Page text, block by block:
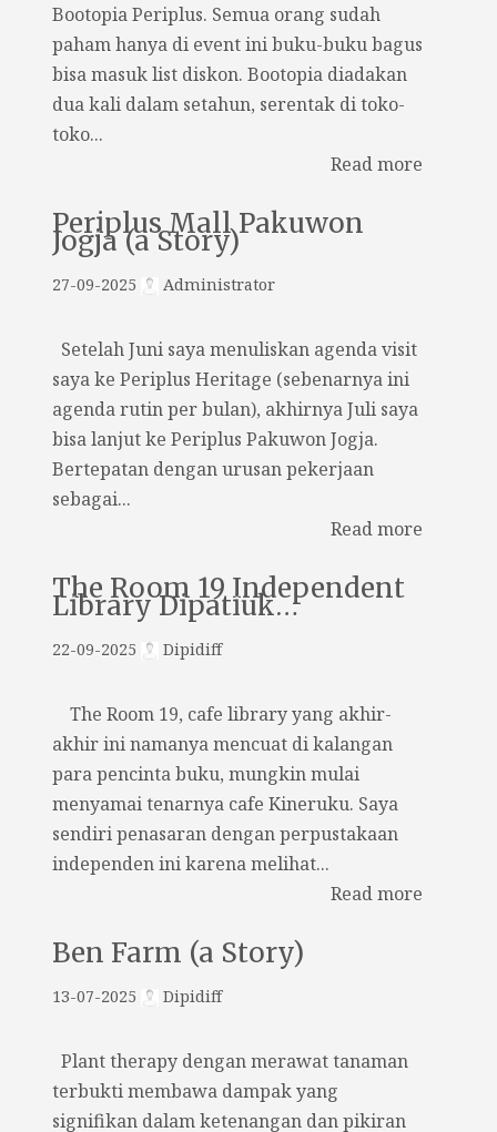
Bootopia Periplus. Semua orang sudah
paham hanya di event ini buku-buku bagus
bisa masuk list diskon. Bootopia diadakan
dua kali dalam setahun, serentak di toko-
toko...
Read more
Periplus Mall Pakuwon
Jogja (a Story)
27-09-2025 Administrator
Setelah Juni saya menuliskan agenda visit
saya ke Periplus Heritage (sebenarnya ini
agenda rutin per bulan), akhirnya Juli saya
bisa lanjut ke Periplus Pakuwon Jogja.
Bertepatan dengan urusan pekerjaan
sebagai...
Read more
The Room 19 Independent
Library Dipatiuk…
22-09-2025 Dipidiff
The Room 19, cafe library yang akhir-
akhir ini namanya mencuat di kalangan
para pencinta buku, mungkin mulai
menyamai tenarnya cafe Kineruku. Saya
sendiri penasaran dengan perpustakaan
independen ini karena melihat...
Read more
Ben Farm (a Story)
13-07-2025 Dipidiff
Plant therapy dengan merawat tanaman
terbukti membawa dampak yang
signifikan dalam ketenangan dan pikiran